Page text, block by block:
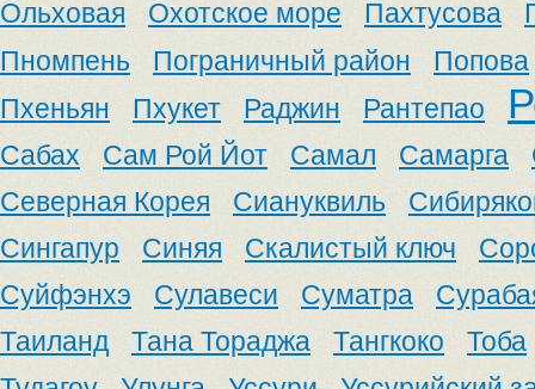
Ольховая
Охотское море Пахтусова
Пномпень
Пограничный район
Попова
Пхеньян
Пхукет Раджин Рантепао
Сабах Сам Рой Йот Самал Самарга
Северная Корея
Сиануквиль
Сингапур
Синяя Скалистый ключ
Суйфэнхэ
Сулавеси Суматра
Таиланд
Тана Тораджа Тангкоко
Тоба